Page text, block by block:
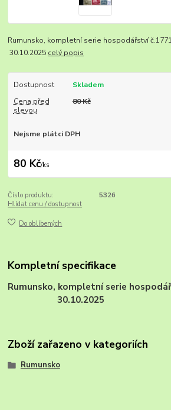
Rumunsko, kompletní serie
30.10.2025 celý popis
Dostupnost
Skladem
Cena před
slevou
80 Kč
Nejsme plátci DPH
80 Kč/ks
Číslo produktu:
5326
Hlídat cenu / dostupnost
Do oblíbených
Kompletní specifikace
Rumunsko, kompletní serie
30.10.2025
Zboží zařazeno v kategoriích
Rumunsko